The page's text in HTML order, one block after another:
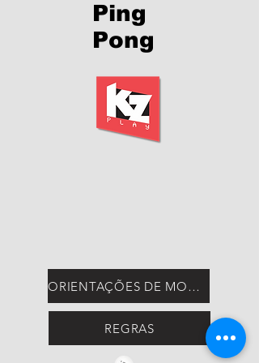
Ping
Pong
ORIENTAÇÕES DE MONTAGEM
REGRAS